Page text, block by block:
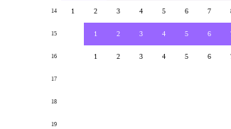
14 1 2 3 4 5 6 7
15 1 2 3 4 5 6
16 1 2 3 4 5 6
17
18
19